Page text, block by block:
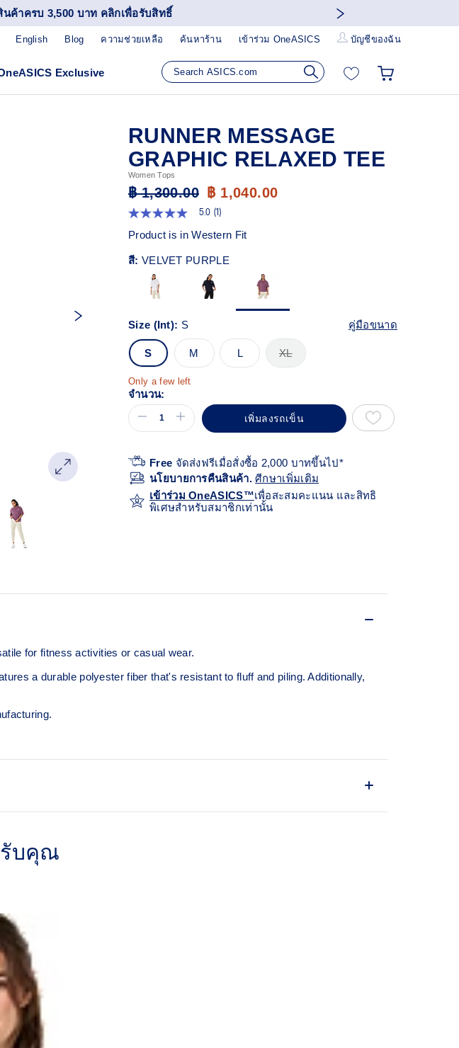
ค้าครบ 3,500 บาท คลิกเพื่อรับสิทธิ์
Blog ความช่วยเหลือ ค้นหาร้าน เข้าร่วม OneASICS บัญชีของฉัน
English
Exclusive
RUNNER MESSAGE
GRAPHIC RELAXED TEE
Women Tops
฿ 1,300.00 ฿ 1,040.00
5.0
จาก
5
ดาว
ค่า
คะแนน
เฉลี่ย
Read
Reviews.
ลิงก์
หน้า
เดียวกัน
5.0 (1)
Product is in Western Fit
สี: VELVET PURPLE
Size (Int): S คู่มือขนาด
S M L XL
Only a few left
จำนวน:
เพิ่มลงรถเข็น
Free จัดส่งฟรีเมื่อสั่งซื้อ 2,000 บาทขึ้นไป*
นโยบายการคืนสินค้า.ศีกษาเพิ่มเติม
เข้าร่วม OneASICS™เพื่อสะสมคะแนน และสิทธิ
พิเศษสำหรับสมาชิกเท่านั้น
for fitness activities or casual wear.
a durable polyester fiber that's resistant to fluff and piling. Additionally,
fit.
บคุณ